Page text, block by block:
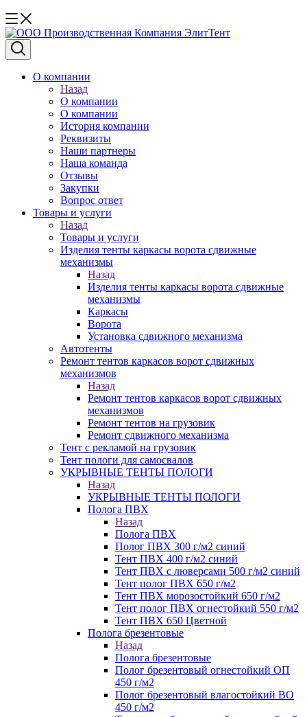
О компании
Назад
О компании
О компании
История компании
Реквизиты
Наши партнеры
Наша команда
Отзывы
Закупки
Вопрос ответ
Товары и услуги
Назад
Товары и услуги
Изделия тенты каркасы ворота сдвижные
механизмы
Назад
Изделия тенты каркасы ворота сдвижные
механизмы
Каркасы
Ворота
Установка сдвижного механизма
Автотенты
Ремонт тентов каркасов ворот сдвижных
механизмов
Назад
Ремонт тентов каркасов ворот сдвижных
механизмов
Ремонт тентов на грузовик
Ремонт сдвижного механизма
Тент с рекламой на грузовик
Тент пологи для самосвалов
УКРЫВНЫЕ ТЕНТЫ ПОЛОГИ
Назад
УКРЫВНЫЕ ТЕНТЫ ПОЛОГИ
Полога ПВХ
Назад
Полога ПВХ
Полог ПВХ 300 г/м2 синий
Тент ПВХ 400 г/м2 синий
Тент ПВХ с люверсами 500 г/м2 синий
Тент полог ПВХ 650 г/м2
Тент ПВХ морозостойкий 650 г/м2
Тент полог ПВХ огнестойкий 550 г/м2
Тент ПВХ 650 Цветной
Полога брезентовые
Назад
Полога брезентовые
Полог брезентовый огнестойкий ОП
450 г/м2
Полог брезентовый влагостойкий ВО
450 г/м2